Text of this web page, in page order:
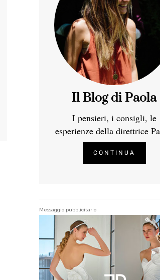
Il Blog di Paola
I pensieri, i consigli, le
esperienze della direttrice
CONTINUA
Messaggio pubblicitario